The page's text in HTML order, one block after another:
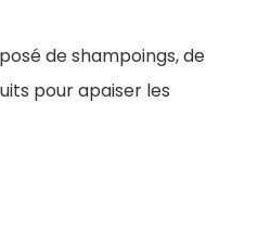
de shampoings, de
pour apaiser les